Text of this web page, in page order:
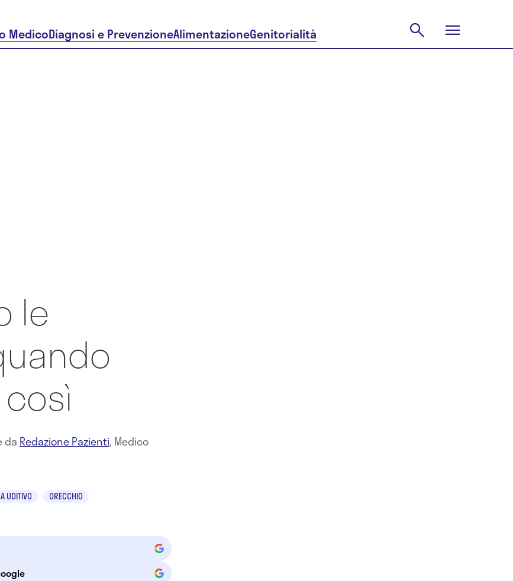
MedicoDiagnosi e PrevenzioneAlimentazioneGenitorialità
le
da Redazione Pazienti, Medico
UDITIVO
ORECCHIO